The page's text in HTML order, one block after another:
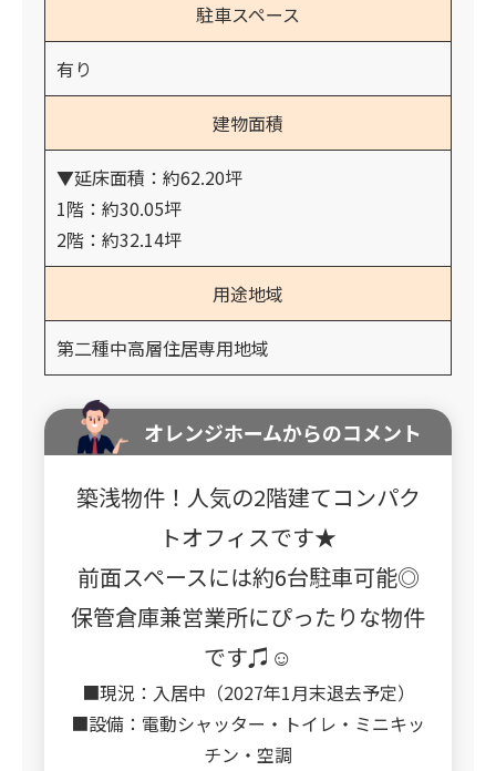
駐車スペース
有り
建物面積
▼延床面積：約62.20坪
1階：約30.05坪
2階：約32.14坪
用途地域
第二種中高層住居専用地域
オレンジホームからのコメント
築浅物件！人気の2階建てコンパク
トオフィスです★
前面スペースには約6台駐車可能◎
保管倉庫兼営業所にぴったりな物件
です♫☺
■現況：入居中（2027年1月末退去予定）
■設備：電動シャッター・トイレ・ミニキッ
チン・空調